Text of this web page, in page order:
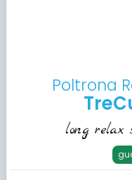
Poltrona
long relax